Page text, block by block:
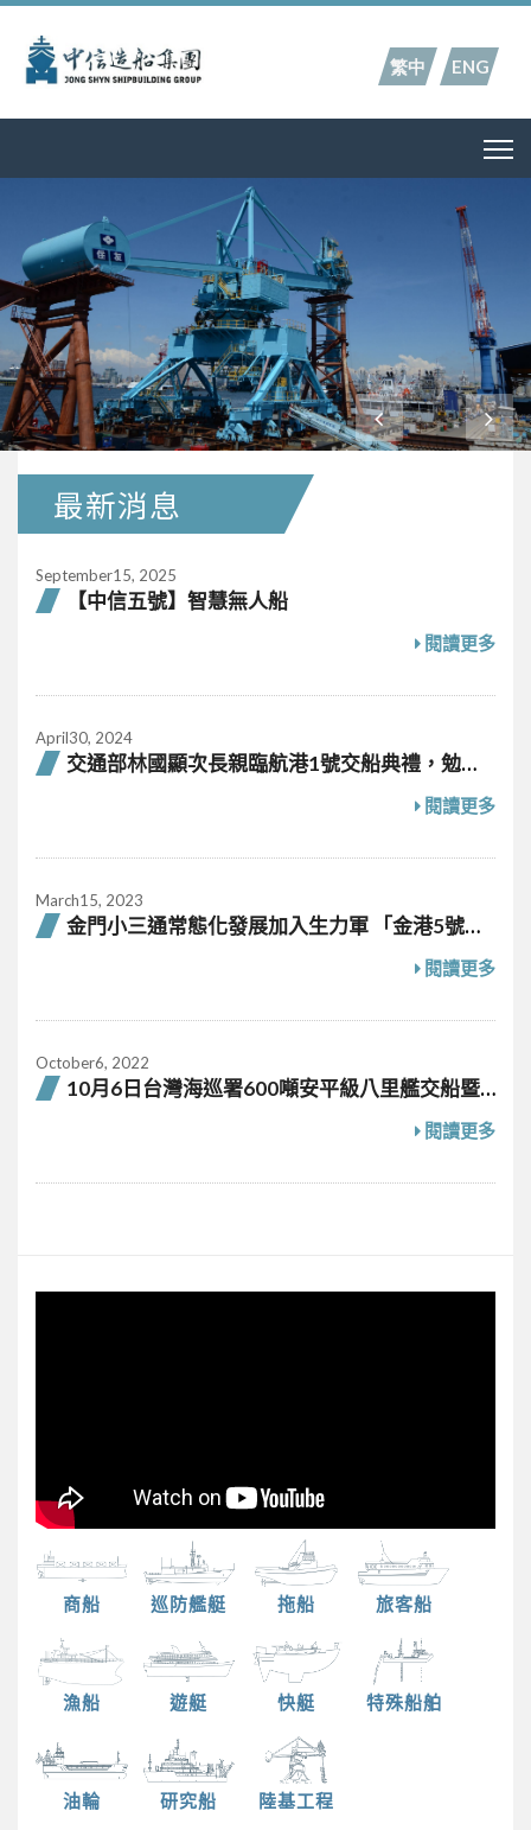
繁中 ENG
最新消息
September15, 2025
【中信五號】智慧無人船
閱讀更多
April30, 2024
交通部林國顯次長親臨航港1號交船典禮，勉勵
閱讀更多
March15, 2023
金門小三通常態化發展加入生力軍 「金港5號」
閱讀更多
October6, 2022
10月6日台灣海巡署600噸安平級八里艦交船暨
閱讀更多
商船 巡防艦艇 拖船 旅客船
漁船 遊艇 快艇 特殊船舶
油輪 研究船 陸基工程